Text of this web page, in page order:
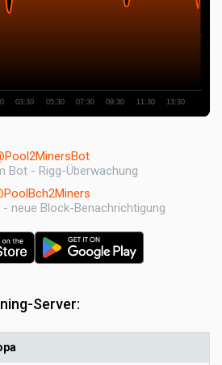
03:30 05:30 07:30 09:30 11:30 13:30
Bot - Rigg-Überwachung
neue Block-Benachrichtigung
Server: